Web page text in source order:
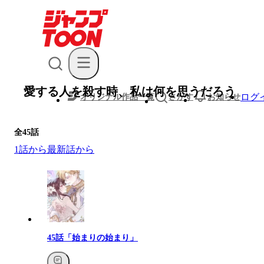
オリジナル作品一覧 さがす お知らせ ログ
愛する人を殺す時、私は何を思うだろう
全45話
1話から最新話から
45話「始まりの始まり」